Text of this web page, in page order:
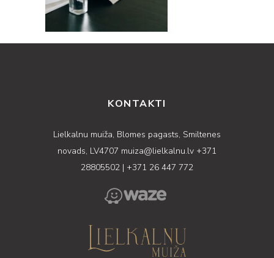
KONTAKTI
Lielkalnu muiža, Blomes pagasts, Smiltenes
novads, LV4707 muiza@lielkalnu.lv +371
28805502 | +371 26 447 772